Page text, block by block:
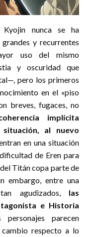
nunca se ha
y recurrentes
uso del mismo
y oscuridad que
pero los primeros
en el «piso
breves, fugaces, no
implícita
al nuevo
en una situación
de Eren para
Titán copa parte de
embargo, entre una
agudizados, las
e Historia
parecen
respecto a lo